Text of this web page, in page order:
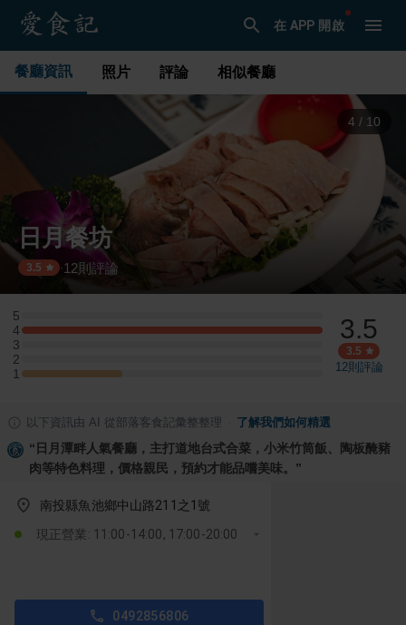
在 APP 開啟
餐廳資訊 照片 評論 相似餐廳
4 / 10
日月餐坊
3.5 ·12 則評論
5
5 星：0 則評論
4
4 星：3 則評論
3
3 星：0 則評論
2
2 星：0 則評論
1
1 星：1 則評論
3.5
3.5
12則評論
以下資訊由 AI 從部落客食記彙整整理 了解我們如何精選
“ 日月潭畔人氣餐廳，主打道地台式合菜，小米竹筒飯、陶板醃豬
肉等特色料理，價格親民，預約才能品嚐美味。 ”
南投縣魚池鄉中山路211之1號
現正營業: 11:00-14:00, 17:00-20:00
0492856806